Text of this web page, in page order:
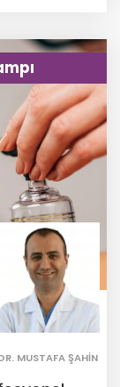
MUSTAFA ŞAHIN